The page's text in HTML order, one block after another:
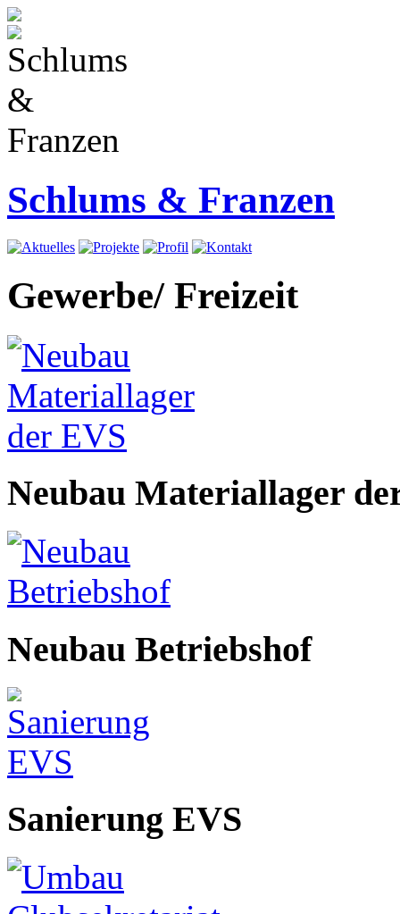
Schlums & Franzen
Gewerbe/ Freizeit
Neubau Materiallager
Neubau Betriebshof
Sanierung EVS